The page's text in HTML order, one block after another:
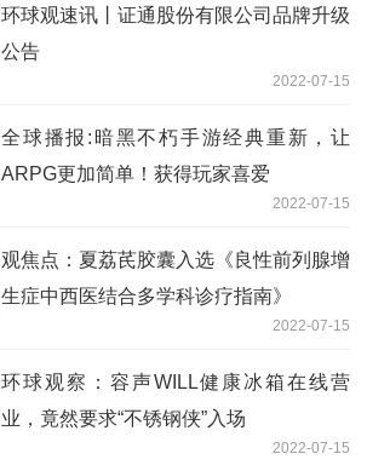
环球观速讯丨证通股份有限公司品牌升级
公告
2022-07-15
全球播报:暗黑不朽手游经典重新，让
ARPG更加简单！获得玩家喜爱
2022-07-15
观焦点：夏荔芪胶囊入选《良性前列腺增
生症中西医结合多学科诊疗指南》
2022-07-15
环球观察：容声WILL健康冰箱在线营
业，竟然要求“不锈钢侠”入场
2022-07-15